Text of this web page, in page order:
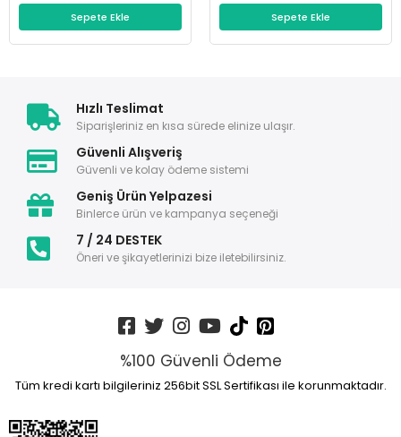
Sepete Ekle Sepete Ekle
Hızlı Teslimat
Siparişleriniz en kısa sürede elinize ulaşır.
Güvenli Alışveriş
Güvenli ve kolay ödeme sistemi
Geniş Ürün Yelpazesi
Binlerce ürün ve kampanya seçeneği
7 / 24 DESTEK
Öneri ve şikayetlerinizi bize iletebilirsiniz.
%100 Güvenli Ödeme
Tüm kredi kartı bilgileriniz 256bit SSL Sertifikası ile korunmaktadır.